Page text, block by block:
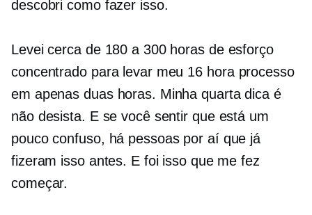
descobri como fazer isso.
Levei cerca de 180 a 300 horas de esforço
concentrado para levar meu 16 horaprocesso
em apenas duas horas. Minha quarta dica é
não desista. E se você sentir que está um
pouco confuso, há pessoas por aí que já
fizeram isso antes. E foi isso que me fez
começar.